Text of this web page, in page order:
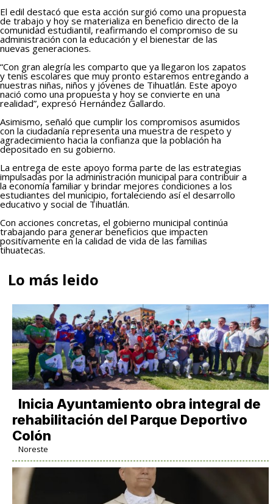
El edil destacó que esta acción surgió como una propuesta
de trabajo y hoy se materializa en beneficio directo de la
comunidad estudiantil, reafirmando el compromiso de su
administración con la educación y el bienestar de las
nuevas generaciones.
“Con gran alegría les comparto que ya llegaron los zapatos
y tenis escolares que muy pronto estaremos entregando a
nuestras niñas, niños y jóvenes de Tihuatlán. Este apoyo
nació como una propuesta y hoy se convierte en una
realidad”, expresó Hernández Gallardo.
Asimismo, señaló que cumplir los compromisos asumidos
con la ciudadanía representa una muestra de respeto y
agradecimiento hacia la confianza que la población ha
depositado en su gobierno.
La entrega de este apoyo forma parte de las estrategias
impulsadas por la administración municipal para contribuir a
la economía familiar y brindar mejores condiciones a los
estudiantes del municipio, fortaleciendo así el desarrollo
educativo y social de Tihuatlán.
Con acciones concretas, el gobierno municipal continúa
trabajando para generar beneficios que impacten
positivamente en la calidad de vida de las familias
tihuatecas.
Lo más leido
Inicia Ayuntamiento obra integral de
rehabilitación del Parque Deportivo
Colón
Noreste